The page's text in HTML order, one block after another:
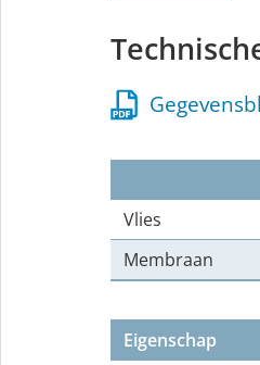
Vlies
Membraan
Eigenschap